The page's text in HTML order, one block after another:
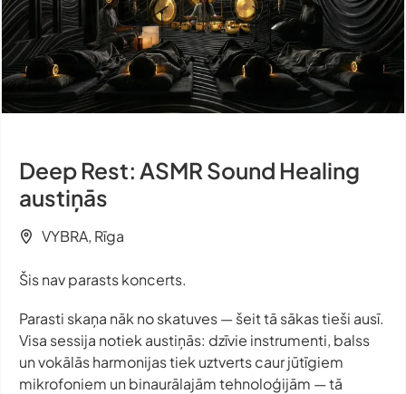
Deep Rest: ASMR Sound Healing
austiņās
VYBRA, Rīga
Šis nav parasts koncerts.
Parasti skaņa nāk no skatuves — šeit tā sākas tieši ausī.
Visa sessija notiek austiņās: dzīvie instrumenti, balss
un vokālās harmonijas tiek uztverts caur jūtīgiem
mikrofoniem un binaurālajām tehnoloģijām — tā